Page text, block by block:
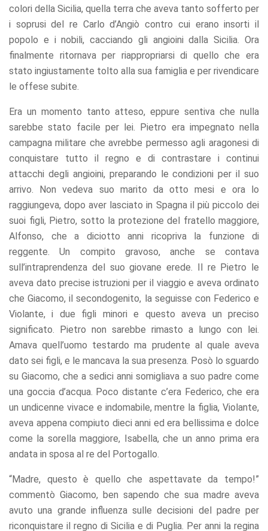
colori della Sicilia, quella terra che aveva tanto sofferto per
i soprusi del re Carlo d’Angiò contro cui erano insorti il
popolo e i nobili, cacciando gli angioini dalla Sicilia. Ora
finalmente ritornava per riappropriarsi di quello che era
stato ingiustamente tolto alla sua famiglia e per rivendicare
le offese subite.
Era un momento tanto atteso, eppure sentiva che nulla
sarebbe stato facile per lei. Pietro era impegnato nella
campagna militare che avrebbe permesso agli aragonesi di
conquistare tutto il regno e di contrastare i continui
attacchi degli angioini, preparando le condizioni per il suo
arrivo. Non vedeva suo marito da otto mesi e ora lo
raggiungeva, dopo aver lasciato in Spagna il più piccolo dei
suoi figli, Pietro, sotto la protezione del fratello maggiore,
Alfonso, che a diciotto anni ricopriva la funzione di
reggente. Un compito gravoso, anche se contava
sull’intraprendenza del suo giovane erede. Il re Pietro le
aveva dato precise istruzioni per il viaggio e aveva ordinato
che Giacomo, il secondogenito, la seguisse con Federico e
Violante, i due figli minori e questo aveva un preciso
significato. Pietro non sarebbe rimasto a lungo con lei.
Amava quell’uomo testardo ma prudente al quale aveva
dato sei figli, e le mancava la sua presenza. Posò lo sguardo
su Giacomo, che a sedici anni somigliava a suo padre come
una goccia d’acqua. Poco distante c’era Federico, che era
un undicenne vivace e indomabile, mentre la figlia, Violante,
aveva appena compiuto dieci anni ed era bellissima e dolce
come la sorella maggiore, Isabella, che un anno prima era
andata in sposa al re del Portogallo.
“Madre, questo è quello che aspettavate da tempo!”
commentò Giacomo, ben sapendo che sua madre aveva
avuto una grande influenza sulle decisioni del padre per
riconquistare il regno di Sicilia e di Puglia. Per anni la regina